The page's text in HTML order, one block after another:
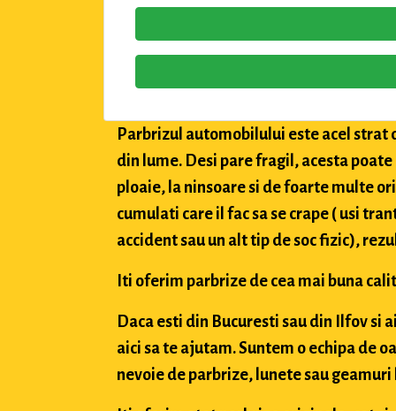
Parbrizul automobilului este acel strat
din lume. Desi pare fragil, acesta
ploaie, la ninsoare si de foarte multe
cumulati care il fac sa se crape ( usi
accident sau un alt tip de soc fizic),
Iti oferim parbrize de cea mai buna
Daca esti din Bucuresti sau din Ilfov si
aici sa te ajutam. Suntem o echipa de
nevoie de parbrize, lunete sau